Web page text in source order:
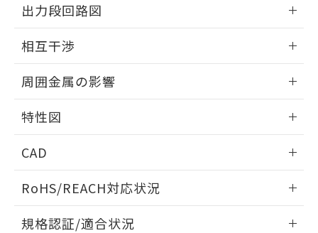
外形図
出力段回路図
出力段回路図
相互干渉
相互干渉
A: 200mm以上、B: 110mm以上
周囲金属の影響
周囲金属の影響
特性図
検出物体の大きさと材質による影響
CAD
ドすることができます。
RoHS/REACH対応状況
規格認証/適合状況
※当社の共同利用者とは、
の共同利用に関して"
の「1.共同利
指します。
EU RoHS指令（10物質）の非含有証明書
51物質の非含有証明書（当社基準）
※本証明書は発行日時点で非含有を証明す
るもので、過去に遡って非含有を証明する
また、RoHS指令のフタル酸エステル類４
物質の対応では、対応完了までの期間は出
荷製品に未対応品が混在することから備考
り、2022年1月12日より割愛しておりま
す。